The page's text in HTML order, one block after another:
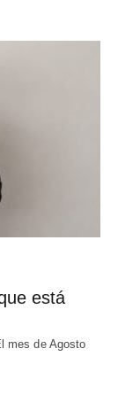
está
mes de Agosto